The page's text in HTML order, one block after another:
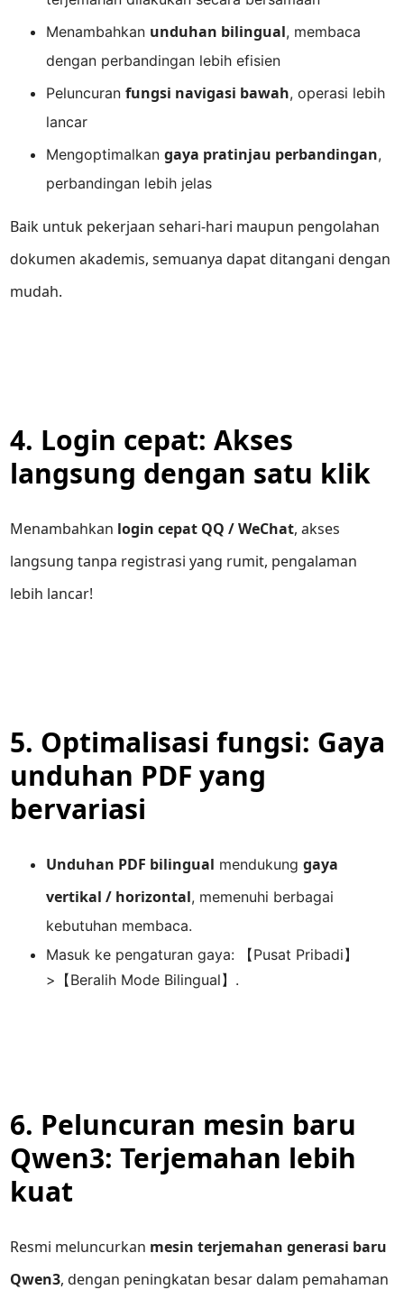
Menambahkan unduhan bilingual, membaca
dengan perbandingan lebih efisien
Peluncuranfungsi navigasi bawah, operasi lebih
lancar
Mengoptimalkangaya pratinjau perbandingan,
perbandingan lebih jelas
Baik untuk pekerjaan sehari-hari maupun pengolahan
dokumen akademis, semuanya dapat ditangani dengan
mudah.
4. Login cepat: Akses
langsung dengan satu klik
Menambahkan login cepat QQ / WeChat, akses
langsung tanpa registrasi yang rumit, pengalaman
lebih lancar!
5. Optimalisasi fungsi: Gaya
unduhan PDF yang
bervariasi
Unduhan PDF bilingual mendukunggaya
vertikal / horizontal, memenuhi berbagai
kebutuhan membaca.
Masuk ke pengaturan gaya: 【Pusat Pribadi】
>【Beralih Mode Bilingual】.
6. Peluncuran mesin baru
Qwen3: Terjemahan lebih
kuat
Resmi meluncurkan mesin terjemahan generasi baru
Qwen3, dengan peningkatan besar dalam pemahaman